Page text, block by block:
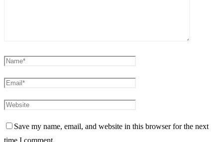
Save my name, email, and website in this browser for the next